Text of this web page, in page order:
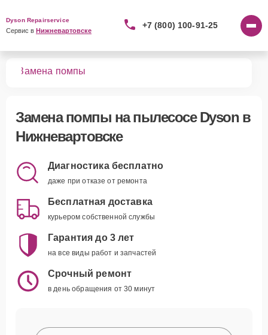
Dyson Repairservice
Сервис в Нижневартовске
+7 (800) 100-91-25
Замена помпы
Замена помпы на пылесосе Dyson в
Нижневартовске
Диагностика бесплатно
даже при отказе от ремонта
Бесплатная доставка
курьером собственной службы
Гарантия до 3 лет
на все виды работ и запчастей
Срочный ремонт
в день обращения от 30 минут